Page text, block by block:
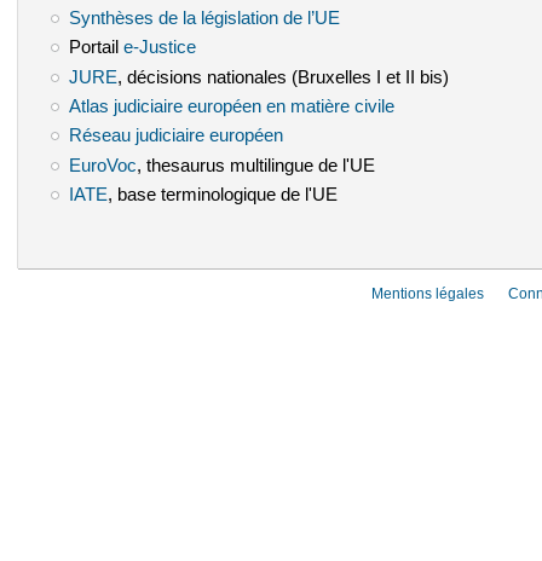
Synthèses de la législation de l’UE
Portail e-Justice(le lien est externe)
JURE (le lien est externe)
, décisions nationales (Bruxelles I et II bis)
Atlas judiciaire européen en matière civile(le lien est externe)
Réseau judiciaire européen(le lien est externe)
EuroVoc (le lien est externe)
, thesaurus multilingue de l'UE
IATE(le lien est externe)
, base terminologique de l'UE
Mentions légales